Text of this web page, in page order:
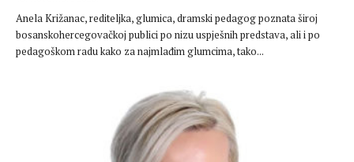
Anela Križanac, rediteljka, glumica, dramski pedagog poznata široj
bosanskohercegovačkoj publici po nizu uspješnih predstava, ali i po
pedagoškom radu kako za najmlađim glumcima, tako...